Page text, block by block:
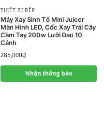
THIẾT BỊ BẾP
Máy Xay Sinh Tố Mini Juicer
Màn Hình LED, Cốc Xay Trái Cây
Cầm Tay 200w Lưỡi Dao 10
Cánh
285,000₫
Nhận thông báo